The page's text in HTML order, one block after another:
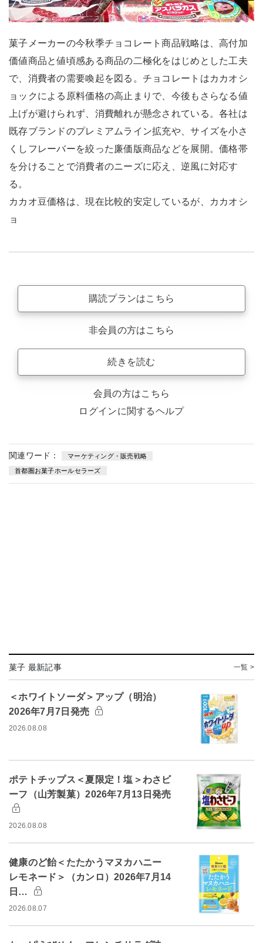
菓子メーカーの今秋季チョコレート商品戦略は、高付加
価値商品と値頃感ある商品の二極化をはじめとした工夫
で、消費者の需要喚起を図る。チョコレートはカカオシ
ョックによる原料価格の高止まりで、今後もさらなる値
上げが避けられず、消費離れが懸念されている。各社は
既存ブランドのプレミアムライン拡充や、サイズを小さ
くしフレーバーを絞った廉価版商品などを展開。価格帯
を分けることで消費者のニーズに応え、逆風に対応す
る。
カカオ豆価格は、現在比較的安定しているが、カカオシ
ョ
購読プランはこちら
非会員の方はこちら
続きを読む
会員の方はこちら
ログインに関するヘルプ
関連ワード： マーケティング・販売戦略
首都圏お菓子ホールセラーズ
菓子 最新記事 一覧 >
＜ホワイトソーダ＞アップ（明治）
2026年7月7日発売
2026.08.08
ポテトチップス＜夏限定！塩＞わさビ
ーフ（山芳製菓）2026年7月13日発売
2026.08.08
健康のど飴＜たたかうマヌカハニー
レモネード＞（カンロ）2026年7月14
日…
2026.08.07